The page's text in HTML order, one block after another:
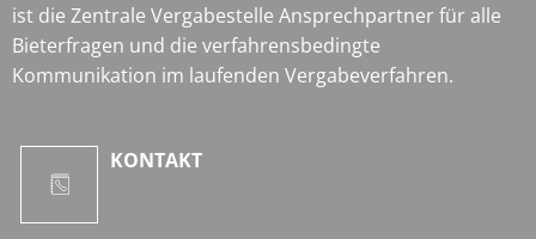
ist die Zentrale Vergabestelle Ansprechpartner für alle
Bieterfragen und die verfahrensbedingte
Kommunikation im laufenden Vergabeverfahren.
KONTAKT